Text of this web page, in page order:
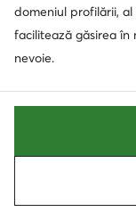
Prețul actual
657,00Lei
Prețul inițial
Cel mai mic preț829,00
domeniul profilării,
facilitează găsirea în
nevoie.